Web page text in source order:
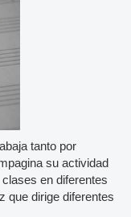
tanto por
su actividad
en diferentes
que dirige diferentes